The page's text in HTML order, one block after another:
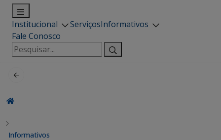
Institucional ServiçosInformativos
Fale Conosco
Pesquisar
por:
Informativos